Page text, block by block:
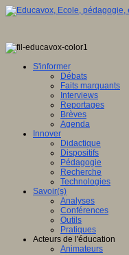
S'informer
Débats
Faits marquants
Interviews
Reportages
Brèves
Agenda
Innover
Didactique
Dispositifs
Pédagogie
Recherche
Technologies
Savoir(s)
Analyses
Conférences
Outils
Pratiques
Acteurs de l'éducation
Animateurs